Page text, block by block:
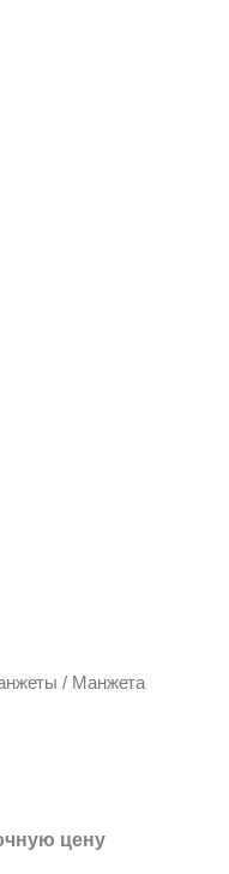
/ Манжета
цену